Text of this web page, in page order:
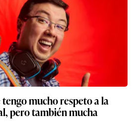
mucho respeto a la
pero también mucha